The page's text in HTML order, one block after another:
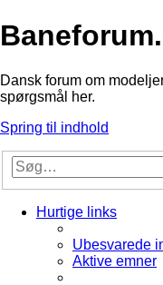
Dansk forum om
spørgsmål her.
Spring til indhold
Hurtige links
Ubesvarede
Aktive emner